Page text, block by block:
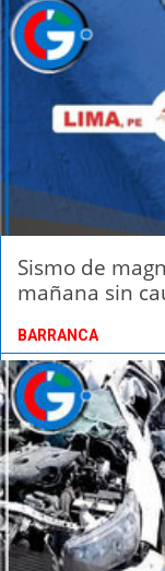
Sismo de
mañana sin
BARRANCA